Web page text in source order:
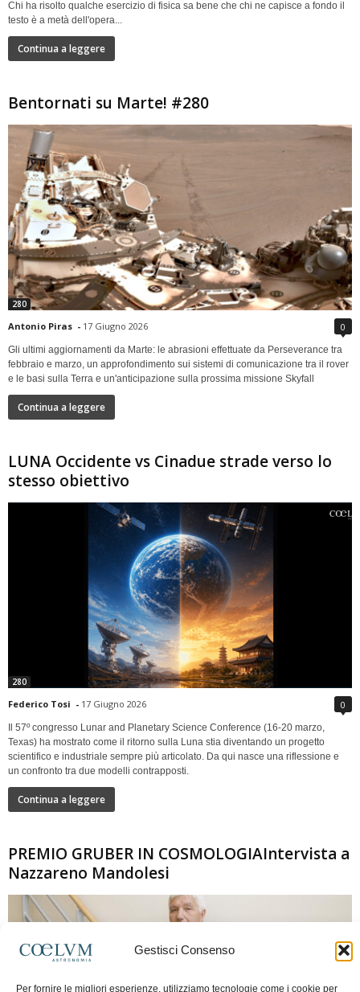
Gestisci Consenso
Per fornire le migliori esperienze, utilizziamo tecnologie come i cookie per
Chi ha risolto qualche esercizio di fisica sa bene che chi ne capisce a fondo il
testo è a metà dell'opera...
Continua a leggere
Bentornati su Marte! #280
280
Antonio Piras - 17 Giugno 2026 0
Gli ultimi aggiornamenti da Marte: le abrasioni effettuate da Perseverance tra
febbraio e marzo, un approfondimento sui sistemi di comunicazione tra il rover
e le basi sulla Terra e un'anticipazione sulla prossima missione Skyfall
Continua a leggere
LUNA Occidente vs Cinadue strade verso lo
stesso obiettivo
280
Federico Tosi - 17 Giugno 2026 0
Il 57º congresso Lunar and Planetary Science Conference (16-20 marzo,
Texas) ha mostrato come il ritorno sulla Luna stia diventando un progetto
scientifico e industriale sempre più articolato. Da qui nasce una riflessione e
un confronto tra due modelli contrapposti.
Continua a leggere
PREMIO GRUBER IN COSMOLOGIAIntervista a
Nazzareno Mandolesi